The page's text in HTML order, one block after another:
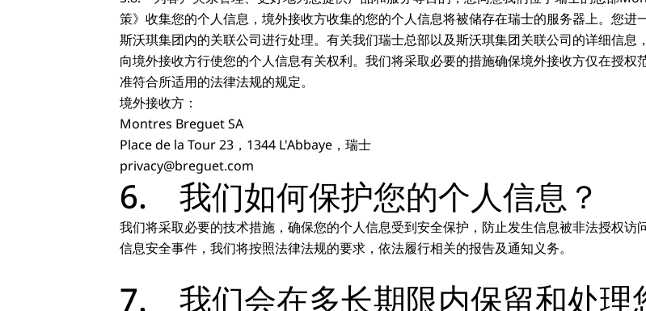
策》收集您的个人信息，境外接收方收集的您的个人信息将被储存在瑞士的服务器上。您
斯沃琪集团内的关联公司进行处理。有关我们瑞士总部以及斯沃琪集团关联公司的详细信
向境外接收方行使您的个人信息有关权利。我们将采取必要的措施确保境外接收方仅在授
准符合所适用的法律法规的规定。
境外接收方：
Montres Breguet SA
Place de la Tour 23，1344 L'Abbaye，瑞士
privacy@breguet.com
6. 我们如何保护您的个人信息？
我们将采取必要的技术措施，确保您的个人信息受到安全保护，防止发生信息被非法授权
信息安全事件，我们将按照法律法规的要求，依法履行相关的报告及通知义务。
7. 我们会在多长期限内保留和处理